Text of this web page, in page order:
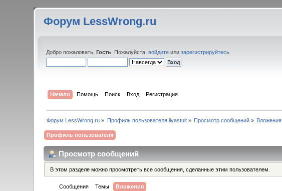
Форум LessWrong.ru
Добро пожаловать,Гость . Пожалуйста,войдите илизарегистрируйтесь
Начало Помощь Поиск Вход Регистрация
Форум LessWrong.ru » Профиль пользователя ilyastuit» Просмотр сообщений » Вложения
Профиль пользователя
Просмотр сообщений
В этом разделе можно просмотреть все сообщения, сделанные этим пользователем.
Сообщения Темы Вложения